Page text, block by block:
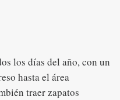
los días del año, con un
hasta el área
traer zapatos